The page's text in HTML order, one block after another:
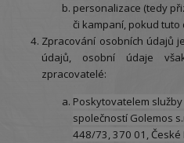
personalizace (tedy
či kampaní, pokud
Zpracování osobních údajů
údajů, osobní údaje
zpracovatelé:
Poskytovatelem
společností Golemos
448/73, 370 01, České